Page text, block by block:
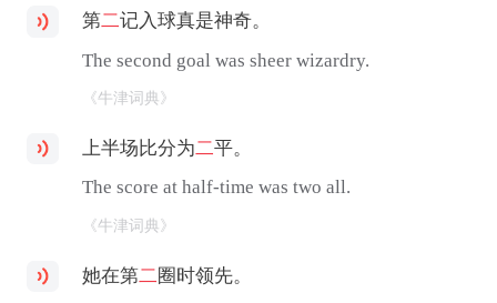
第二记入球真是神奇。
The second goal was sheer wizardry.
《牛津词典》
上半场比分为二平。
The score at half-time was two all.
《牛津词典》
她在第二 圈时领先。